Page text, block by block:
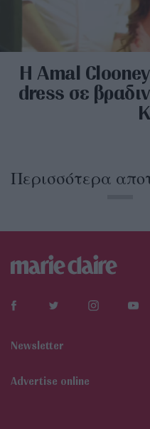
H Amal
dress σε
Περισσότερα
Newsletter
Αdvertise online